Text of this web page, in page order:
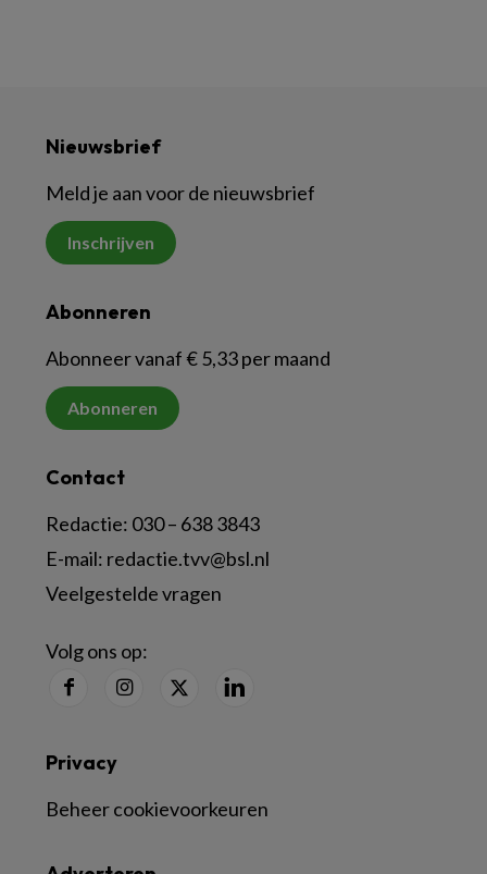
Nieuwsbrief
Meld je aan voor de nieuwsbrief
Inschrijven
Abonneren
Abonneer vanaf € 5,33 per maand
Abonneren
Contact
Redactie: 030 – 638 3843
E-mail: redactie.tvv@bsl.nl
Veelgestelde vragen
Volg ons op:
Privacy
Beheer cookievoorkeuren